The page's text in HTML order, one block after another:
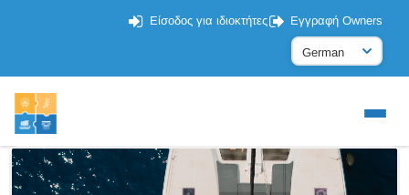
Είσοδος για ιδιοκτήτες Εγγραφή Owners